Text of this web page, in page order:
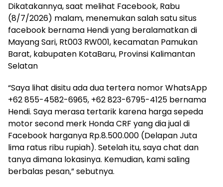
Dikatakannya, saat melihat Facebook, Rabu
(8/7/2026) malam, menemukan salah satu situs
facebook bernama Hendi yang beralamatkan di
Mayang Sari, Rt003 RW001, kecamatan Pamukan
Barat, kabupaten KotaBaru, Provinsi Kalimantan
Selatan
“Saya lihat disitu ada dua tertera nomor WhatsApp
+62 855-4582-6965, +62 823-6795-4125 bernama
Hendi. Saya merasa tertarik karena harga sepeda
motor second merk Honda CRF yang dia jual di
Facebook harganya Rp.8.500.000 (Delapan Juta
lima ratus ribu rupiah). Setelah itu, saya chat dan
tanya dimana lokasinya. Kemudian, kami saling
berbalas pesan,” sebutnya.